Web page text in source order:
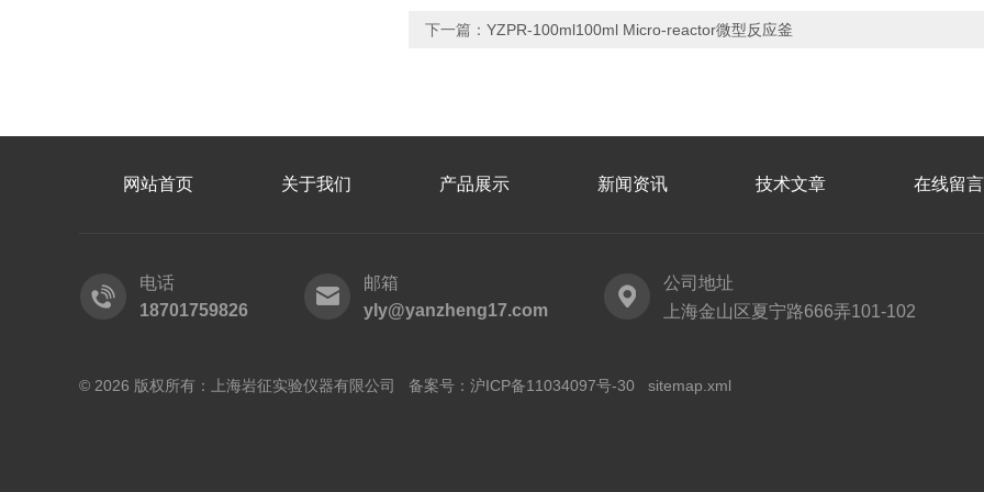
下一篇： YZPR-100ml100ml Micro-reactor微型反应釜
网站首页 关于我们 产品展示 新闻资讯 技术文章 在线留言
电话
18701759826
邮箱
yly@yanzheng17.com
公司地址
上海金山区夏宁路666弄101-102
© 2026 版权所有：上海岩征实验仪器有限公司 备案号： 沪ICP备11034097号-30 sitemap.xml